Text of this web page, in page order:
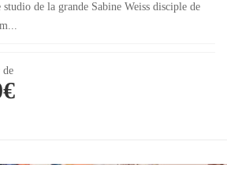
de la grande Sabine Weiss disciple de
de